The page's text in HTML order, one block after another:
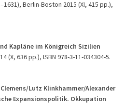
Berlin-Boston 2015 (XI, 415 pp.),
Kapläne im Königreich Sizilien
(X, 636 pp.), ISBN 978-3-11-034304-5.
Lutz Klinkhammer/Alexander
Expansionspolitik. Okkupation